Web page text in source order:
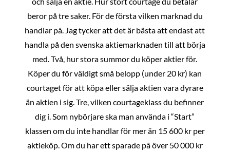
beror på tre saker. För de första vilken marknad du
handlar på. Jag tycker att det är bästa att endast att
handla på den svenska aktiemarknaden till att börja
med. Två, hur stora summor du köper aktier för.
Köper du för väldigt små belopp (under 20 kr) kan
courtaget för att köpa eller sälja aktien vara dyrare
än aktien i sig. Tre, vilken courtageklass du befinner
dig i. Som nybörjare ska man använda i “Start”
klassen om du inte handlar för mer än 15 600 kr per
aktieköp. Om du har ett sparade på över 50 000 kr